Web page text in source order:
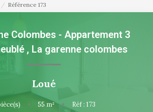
FAIRE GÉRER
Gestion De Copropriété
Référence 173
Colombes - Appartement 3
, La garenne colombes
Loué
• 55 m² • Réf : 173